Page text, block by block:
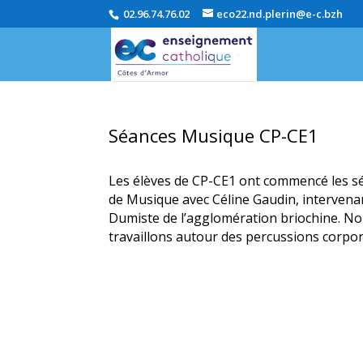
02.96.74.76.02 eco22.nd.plerin@e-c.bzh
Séances Musique CP-CE1
Les élèves de CP-CE1 ont commencé les
de Musique avec Céline Gaudin,
Dumiste de l’agglomération briochine.
travaillons autour des percussions